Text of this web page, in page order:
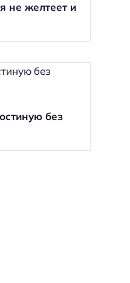
не желтеет и
без